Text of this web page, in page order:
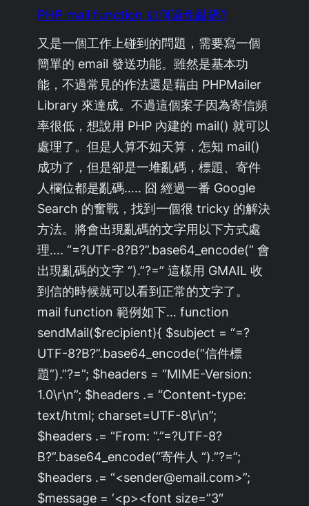
PHP mail function 如何避免亂碼?
又是一個工作上碰到的問題，需要寫一個
簡單的 email 發送功能。雖然是基本功
能，不過常見的作法還是藉由 PHPMailer
Library 來達成。不過這個案子因為寄信頻
率很低，想說用 PHP 內建的 mail() 就可以
處理了。但是人算不如天算，怎知 mail()
成功了，但是卻是一堆亂碼，標題、寄件
人欄位都是亂碼….. 囧 經過一番 Google
Search 的奮戰，找到一個很 tricky 的解決
方法。將會出現亂碼的文字用以下方式處
理…. “=?UTF-8?B?”.base64_encode(” 會
出現亂碼的文字 “).”?=” 這樣用 GMAIL 收
到信的時候就可以看到正常的文字了。
mail function 範例如下… function
sendMail($recipient){ $subject = “=?
UTF-8?B?”.base64_encode(“信件標
題”).”?=”; $headers = “MIME-Version:
1.0\r\n”; $headers .= “Content-type:
text/html; charset=UTF-8\r\n”;
$headers .= “From: “.”=?UTF-8?
B?”.base64_encode(“寄件人 “).”?=”;
$headers .= “<sender@email.com>”;
$message = ‘<p><font size=”3″